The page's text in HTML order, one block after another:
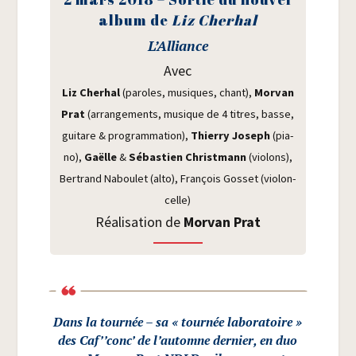
album de Liz Che­rhal
L’Alliance
Avec
Liz Che­rhal(paroles, musiques, chant), Mor­van
Prat(arran­ge­ments, musique de 4 titres, basse,
gui­tare & pro­gram­ma­tion), Thier­ry Joseph(pia­
no), Gaëlle&Sébas­tien Christ­mann(vio­lons),
Ber­trand Nabou­let (alto), Fran­çois Gos­set (vio­lon­
celle)
Réa­li­sa­tion de Mor­van Prat
Dans la tour­née – sa «tour­née labo­ra­toire »
des Caf’’conc’ de l’automne der­nier, en duo